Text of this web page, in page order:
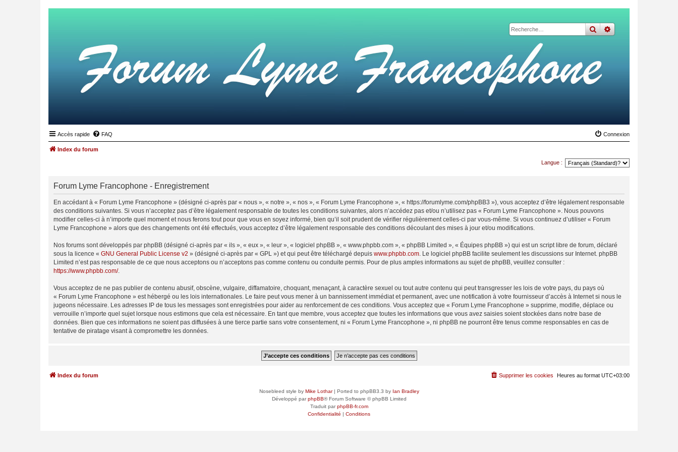
rechercher
recherche
Accès rapide FAQ Connexion
Index du forum
Langue :
Forum Lyme Francophone - Enregistrement
En accédant à « Forum Lyme Francophone » (désigné ci-après par « nous », « notre », « nos », « Forum Lyme Francophone », « https://forumlyme.com/phpBB3 »), vous acceptez d’être légalement responsable
des conditions suivantes. Si vous n’acceptez pas d’être légalement responsable de toutes les conditions suivantes, alors n’accédez pas et/ou n’utilisez pas « Forum Lyme Francophone ». Nous pouvons
modifier celles-ci à n’importe quel moment et nous ferons tout pour que vous en soyez informé, bien qu’il soit prudent de vérifier régulièrement celles-ci par vous-même. Si vous continuez d’utiliser « Forum
Lyme Francophone » alors que des changements ont été effectués, vous acceptez d’être légalement responsable des conditions découlant des mises à jour et/ou modifications.
Nos forums sont développés par phpBB (désigné ci-après par « ils », « eux », « leur », « logiciel phpBB », « www.phpbb.com », « phpBB Limited », « Équipes phpBB ») qui est un script libre de forum, déclaré
sous la licence « GNU General Public License v2 » (désigné ci-après par « GPL ») et qui peut être téléchargé depuis www.phpbb.com . Le logiciel phpBB facilite seulement les discussions sur Internet. phpBB
Limited n’est pas responsable de ce que nous acceptons ou n’acceptons pas comme contenu ou conduite permis. Pour de plus amples informations au sujet de phpBB, veuillez consulter :
https://www.phpbb.com/.
Vous acceptez de ne pas publier de contenu abusif, obscène, vulgaire, diffamatoire, choquant, menaçant, à caractère sexuel ou tout autre contenu qui peut transgresser les lois de votre pays, du pays où
« Forum Lyme Francophone » est hébergé ou les lois internationales. Le faire peut vous mener à un bannissement immédiat et permanent, avec une notification à votre fournisseur d’accès à Internet si nous le
jugeons nécessaire. Les adresses IP de tous les messages sont enregistrées pour aider au renforcement de ces conditions. Vous acceptez que « Forum Lyme Francophone » supprime, modifie, déplace ou
verrouille n’importe quel sujet lorsque nous estimons que cela est nécessaire. En tant que membre, vous acceptez que toutes les informations que vous avez saisies soient stockées dans notre base de
données. Bien que ces informations ne soient pas diffusées à une tierce partie sans votre consentement, ni « Forum Lyme Francophone », ni phpBB ne pourront être tenus comme responsables en cas de
tentative de piratage visant à compromettre les données.
Index du forum Heures au format UTC+03:00
Supprimer les cookies
Nosebleed style by Mike Lothar| Ported to phpBB3.3 by Ian Bradley
Développé parphpBB® Forum Software © phpBB Limited
Traduit parphpBB-fr.com
Confidentialité | Conditions